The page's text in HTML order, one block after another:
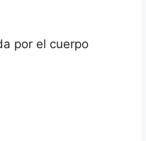
por el cuerpo